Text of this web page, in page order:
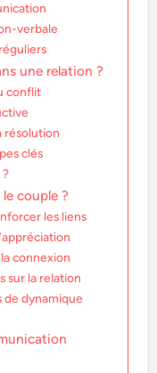
verbale
une relation ?
conflit
résolution
clés
couple ?
les liens
connexion
sur la relation
de dynamique